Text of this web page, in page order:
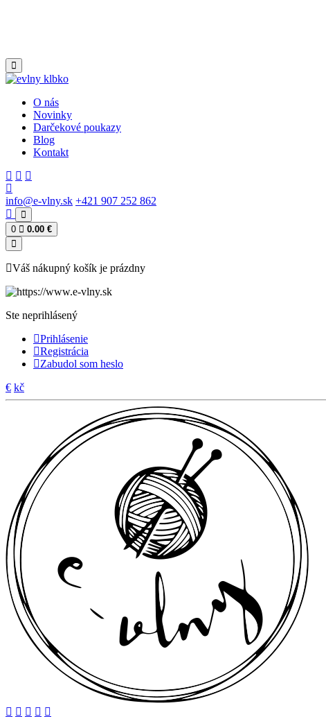
O nás
Novinky
Darčekové poukazy
Blog
Kontakt
info@e-vlny.sk +421 907 252 862
0 0.00 €
Váš nákupný košík je prázdny
Ste neprihlásený
Prihlásenie
Registrácia
Zabudol som heslo
€ kč